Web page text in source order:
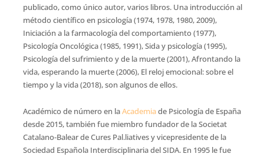
publicado, como único autor, varios libros. Una introducción al
método científico en psicología (1974, 1978, 1980, 2009),
Iniciación a la farmacología del comportamiento (1977),
Psicología Oncológica (1985, 1991), Sida y psicología (1995),
Psicología del sufrimiento y de la muerte (2001), Afrontando la
vida, esperando la muerte (2006), El reloj emocional: sobre el
tiempo y la vida (2018), son algunos de ellos.
Académico de número en laAcademiade Psicología de España
desde 2015, también fue miembro fundador de la Societat
Catalano-Balear de Cures Pal.liatives y vicepresidente de la
Sociedad Española Interdisciplinaria del SIDA. En 1995 le fue